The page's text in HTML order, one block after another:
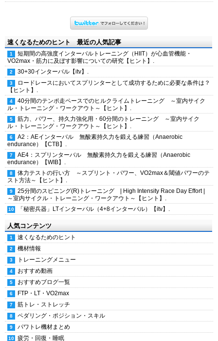
速くなるためのヒント 最近の人気記事
短期間の高強度インターバルトレーニング（HIIT）が心血管機能・
VO2max・筋力に及ぼす影響についての研究【ヒント】.
30+30インターバル【itv】.
ロードレースにおいてスプリンターとして成功するために必要な条件は？
【ヒント】.
40分間のテンポ走ペースでのヒルクライムトレーニング ～室内サイク
ル・トレーニング・ワークアウト～【ヒント】.
筋力、パワー、持久力強化用・60分間のトレーニング ～室内サイク
ル・トレーニング・ワークアウト～【ヒント】.
A2：AEインターバル 無酸素持久力を鍛える練習（Anaerobic
endurance）【CTB】.
AE4：スプリンターバル 無酸素持久力を鍛える練習（Anaerobic
endurance）【WIB】.
体力テストの行い方 ～スプリント・パワー、VO2max＆閾値パワーのテ
スト方法～【ヒント】.
25分間のスピニング(R)トレーニング | High Intensity Race Day Effort |
～室内サイクル・トレーニング・ワークアウト～【ヒント】.
「秘密兵器」LTインターバル（4+8インターバル）【itv】.
人気コンテンツ
速くなるためのヒント
機材情報
トレーニングメニュー
おすすめ動画
おすすめブログ一覧
FTP・LT・VO2max
筋トレ・ストレッチ
ペダリング・ポジション・スキル
パワトレ機材まとめ
疲労・回復・睡眠